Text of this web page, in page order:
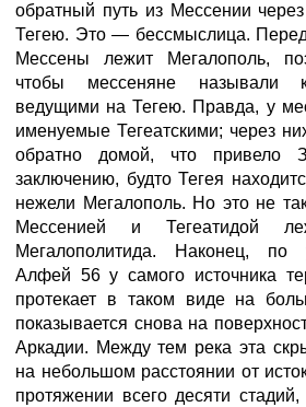
обратный путь из Мессении
Тегею. Это — бессмыслица.
Мессены лежит Мегалополь,
чтобы мессеняне называли
ведущими на Тегею. Правда, у
именуемые Тегеатскими; через
обратно домой, что привело
заключению, будто Тегея
нежели Мегалополь. Но это не
Мессенией и Тегеатидой
Мегалополитида. Наконец, по
Алфей 56 у самого источника
протекает в таком виде на
показывается снова на
Аркадии. Между тем река эта
на небольшом расстоянии от
протяжении всего десяти